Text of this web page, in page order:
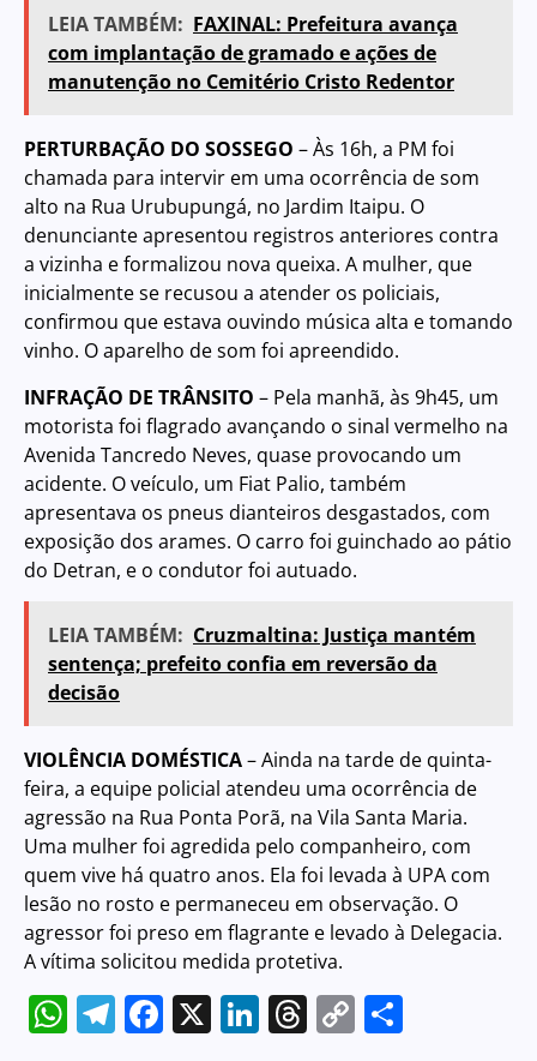
LEIA TAMBÉM: FAXINAL: Prefeitura avança
com implantação de gramado e ações de
manutenção no Cemitério Cristo Redentor
PERTURBAÇÃO DO SOSSEGO – Às 16h, a PM foi
chamada para intervir em uma ocorrência de som
alto na Rua Urubupungá, no Jardim Itaipu. O
denunciante apresentou registros anteriores contra
a vizinha e formalizou nova queixa. A mulher, que
inicialmente se recusou a atender os policiais,
confirmou que estava ouvindo música alta e tomando
vinho. O aparelho de som foi apreendido.
INFRAÇÃO DE TRÂNSITO – Pela manhã, às 9h45, um
motorista foi flagrado avançando o sinal vermelho na
Avenida Tancredo Neves, quase provocando um
acidente. O veículo, um Fiat Palio, também
apresentava os pneus dianteiros desgastados, com
exposição dos arames. O carro foi guinchado ao pátio
do Detran, e o condutor foi autuado.
LEIA TAMBÉM: Cruzmaltina: Justiça mantém
sentença; prefeito confia em reversão da
decisão
VIOLÊNCIA DOMÉSTICA– Ainda na tarde de quinta-
feira, a equipe policial atendeu uma ocorrência de
agressão na Rua Ponta Porã, na Vila Santa Maria.
Uma mulher foi agredida pelo companheiro, com
quem vive há quatro anos. Ela foi levada à UPA com
lesão no rosto e permaneceu em observação. O
agressor foi preso em flagrante e levado à Delegacia.
A vítima solicitou medida protetiva.
WhatsApp
Telegram
Facebook
X LinkedIn
Threads
Copy